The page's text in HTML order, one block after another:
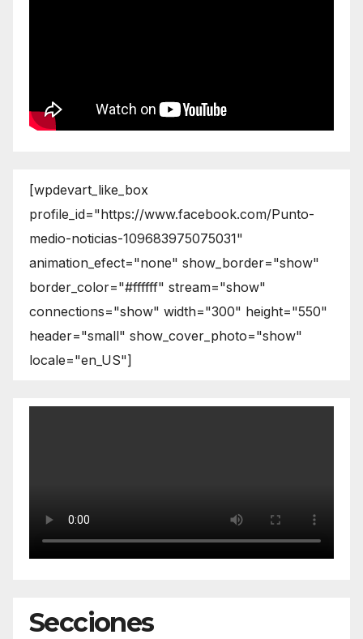
[wpdevart_like_box
profile_id="https://www.facebook.com/Punto-
medio-noticias-109683975075031"
animation_efect="none" show_border="show"
border_color="#ffffff" stream="show"
connections="show" width="300" height="550"
header="small" show_cover_photo="show"
locale="en_US"]
Secciones